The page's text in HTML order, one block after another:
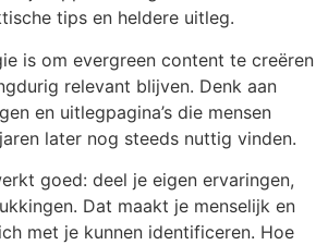
tips en heldere uitleg.
is om evergreen content te creëren
relevant blijven. Denk aan
en uitlegpagina’s die mensen
later nog steeds nuttig vinden.
goed: deel je eigen ervaringen,
Dat maakt je menselijk en
met je kunnen identificeren. Hoe